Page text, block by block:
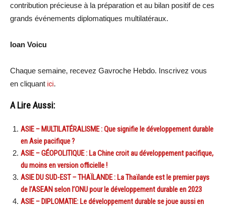
contribution précieuse à la préparation et au bilan positif de ces
grands événements diplomatiques multilatéraux.
Ioan Voicu
Chaque semaine, recevez Gavroche Hebdo. Inscrivez vous
en cliquant ici.
A Lire Aussi:
ASIE – MULTILATÉRALISME : Que signifie le développement durable
en Asie pacifique ?
ASIE – GÉOPOLITIQUE : La Chine croit au développement pacifique,
du moins en version officielle !
ASIE DU SUD-EST – THAÏLANDE : La Thaïlande est le premier pays
de l’ASEAN selon l’ONU pour le développement durable en 2023
ASIE – DIPLOMATIE: Le développement durable se joue aussi en